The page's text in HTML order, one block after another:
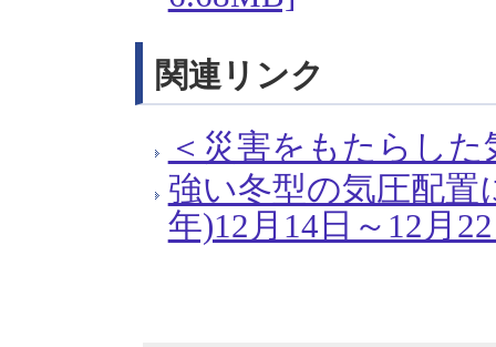
関連リンク
＜災害をもたらした
強い冬型の気圧配
年)12月14日～12月